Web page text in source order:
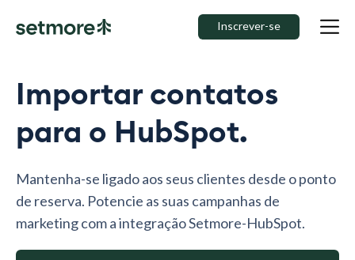
Inscrever-se
Importar contatos
para o HubSpot.
Mantenha-se ligado aos seus clientes desde o ponto
de reserva. Potencie as suas campanhas de
marketing com a integração Setmore-HubSpot.